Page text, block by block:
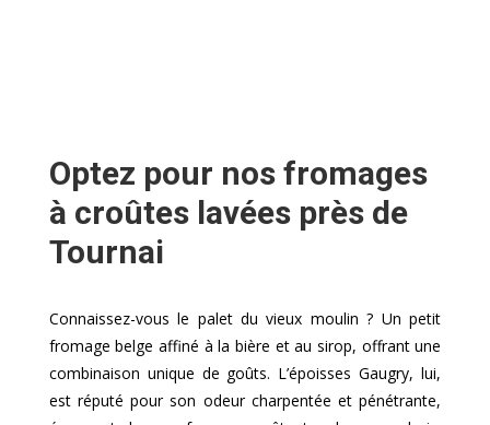
Optez pour nos fromages
à croûtes lavées près de
Tournai
Connaissez-vous le palet du vieux moulin ? Un petit
fromage belge affiné à la bière et au sirop, offrant une
combinaison unique de goûts. L’époisses Gaugry, lui,
est réputé pour son odeur charpentée et pénétrante,